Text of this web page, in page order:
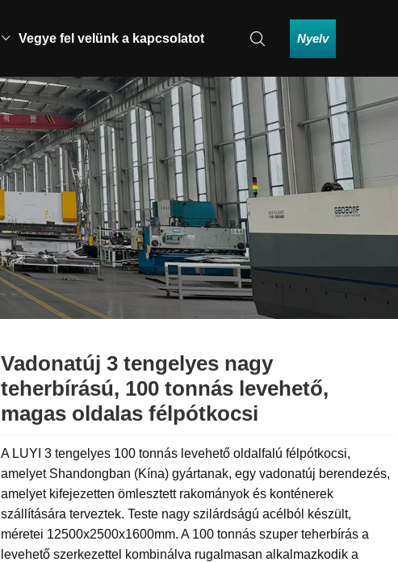
Vegye fel velünk a kapcsolatot Nyelv
Vadonatúj 3 tengelyes nagy
teherbírású, 100 tonnás levehető,
magas oldalas félpótkocsi
A LUYI 3 tengelyes 100 tonnás levehető oldalfalú félpótkocsi,
amelyet Shandongban (Kína) gyártanak, egy vadonatúj berendezés,
amelyet kifejezetten ömlesztett rakományok és konténerek
szállítására terveztek. Teste nagy szilárdságú acélból készült,
méretei 12500x2500x1600mm. A 100 tonnás szuper teherbírás a
levehető szerkezettel kombinálva rugalmasan alkalmazkodik a